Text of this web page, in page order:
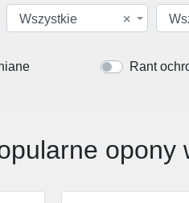
×
Wszystkie
Rant
opony